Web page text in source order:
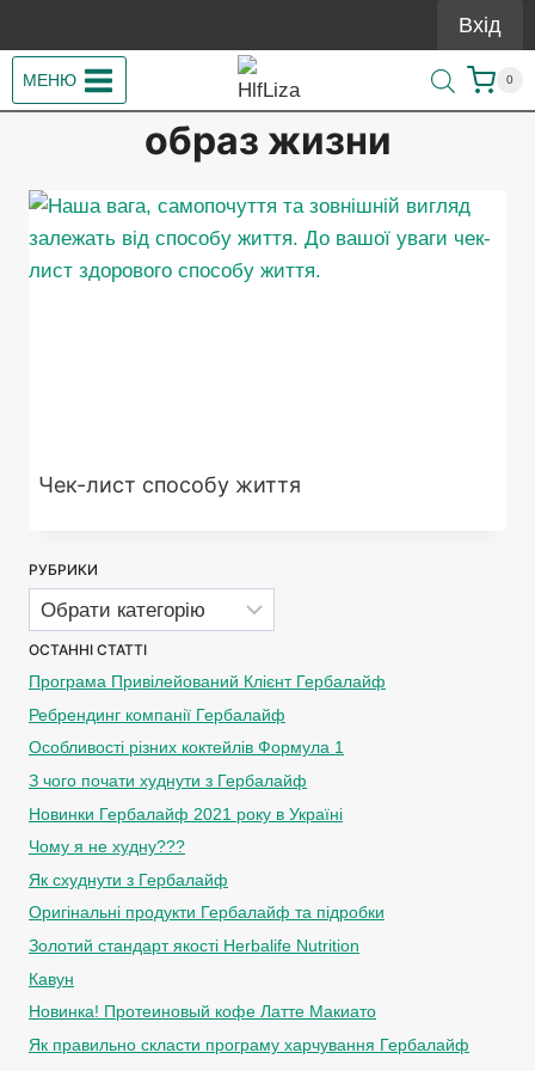
до
вмісту
Вхід
МЕНЮ 0
образ жизни
Чек-лист способу життя
РУБРИКИ
Рубрики
ОСТАННІ СТАТТІ
Програма Привілейований Клієнт Гербалайф
Ребрендинг компанії Гербалайф
Особливості різних коктейлів Формула 1
З чого почати худнути з Гербалайф
Новинки Гербалайф 2021 року в Україні
Чому я не худну???
Як схуднути з Гербалайф
Оригінальні продукти Гербалайф та підробки
Золотий стандарт якості Herbalife Nutrition
Кавун
Новинка! Протеиновый кофе Латте Макиато
Як правильно скласти програму харчування Гербалайф